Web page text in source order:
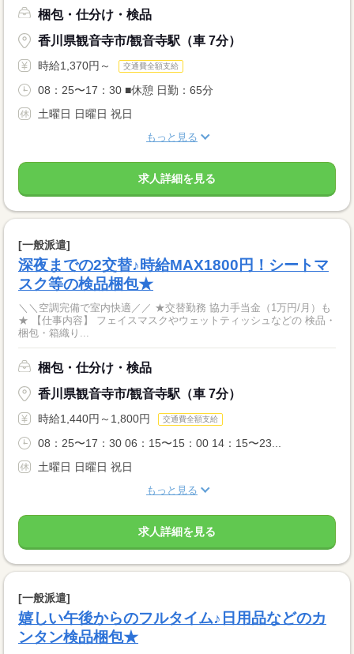
梱包・仕分け・検品
香川県観音寺市/観音寺駅（車 7分）
時給1,370円～ 交通費全額支給
08：25〜17：30 ■休憩 日勤：65分
土曜日 日曜日 祝日
もっと見る
求人詳細を見る
[一般派遣]
深夜までの2交替♪時給MAX1800円！シートマ
スク等の検品梱包★
＼＼空調完備で室内快適／／ ★交替勤務 協力手当金（1万円/月）も
★ 【仕事内容】 フェイスマスクやウェットティッシュなどの 検品・
梱包・箱織り...
梱包・仕分け・検品
香川県観音寺市/観音寺駅（車 7分）
時給1,440円～1,800円 交通費全額支給
08：25〜17：30 06：15〜15：00 14：15〜23...
土曜日 日曜日 祝日
もっと見る
求人詳細を見る
[一般派遣]
嬉しい午後からのフルタイム♪日用品などのカ
ンタン検品梱包★